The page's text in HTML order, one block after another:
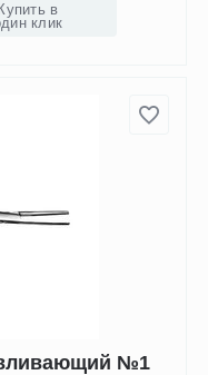
Купить в
клик
№1